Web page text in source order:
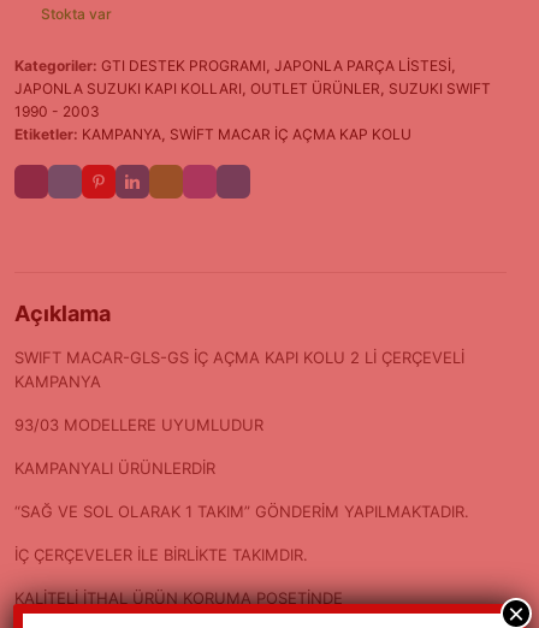
Stokta var
Kategoriler: GTI DESTEK PROGRAMI JAPONLA PARÇA LİSTESİ
JAPONLA SUZUKI KAPI KOLLARI OUTLET ÜRÜNLER SUZUKI SWIFT
1990 - 2003
Etiketler: KAMPANYA SWİFT MACAR İÇ AÇMA KAP KOLU
Açıklama
SWIFT MACAR-GLS-GS İÇ AÇMA KAPI KOLU 2 Lİ ÇERÇEVELİ
KAMPANYA
93/03 MODELLERE UYUMLUDUR
KAMPANYALI ÜRÜNLERDİR
“SAĞ VE SOL OLARAK 1 TAKIM” GÖNDERİM YAPILMAKTADIR.
İÇ ÇERÇEVELER İLE BİRLİKTE TAKIMDIR.
KALİTELİ İTHAL ÜRÜN KORUMA POŞETİNDE
×